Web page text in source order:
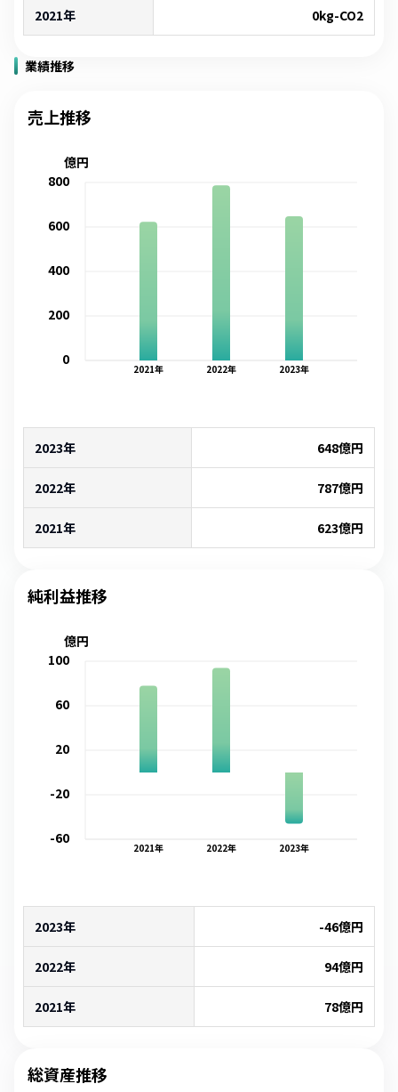
2021年 0kg-CO2
業績推移
売上推移
2021年 2022年 2023年
0
200
400
600
800
億円
2023年 648億円
2022年 787億円
2021年 623億円
純利益推移
2021年 2022年 2023年
-60
-20
20
60
100
億円
2023年 -46億円
2022年 94億円
2021年 78億円
総資産推移